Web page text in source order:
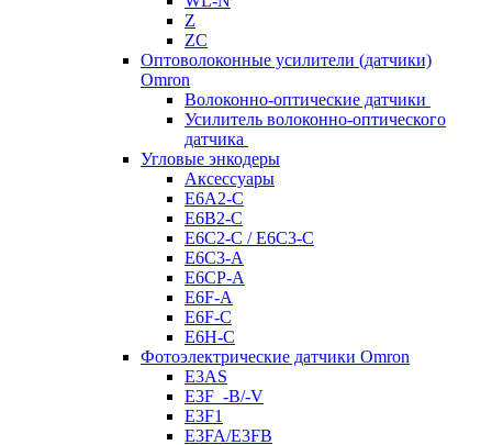
Z
ZC
Оптоволоконные усилители (датчики)
Omron
Волоконно-оптические датчики
Усилитель волоконно-оптического
датчика
Угловые энкодеры
Аксессуары
E6A2-C
E6B2-C
E6C2-C / E6C3-C
E6C3-A
E6CP-A
E6F-A
E6F-C
E6H-C
Фотоэлектрические датчики Omron
E3AS
E3F_-B/-V
E3F1
E3FA/E3FB